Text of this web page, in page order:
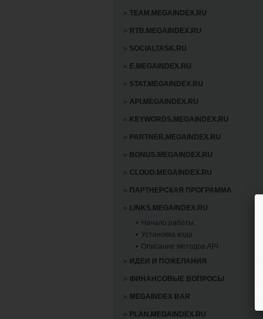
TEAM.MEGAINDEX.RU
RTB.MEGAINDEX.RU
SOCIALTASK.RU
E.MEGAINDEX.RU
STAT.MEGAINDEX.RU
API.MEGAINDEX.RU
KEYWORDS.MEGAINDEX.RU
PARTNER.MEGAINDEX.RU
BONUS.MEGAINDEX.RU
CLOUD.MEGAINDEX.RU
ПАРТНЕРСКАЯ ПРОГРАММА
LINKS.MEGAINDEX.RU
Начало работы.
Установка кода
Описание методов API
ИДЕИ И ПОЖЕЛАНИЯ
ФИНАНСОВЫЕ ВОПРОСЫ
MEGAINDEX BAR
PLAN.MEGAINDEX.RU